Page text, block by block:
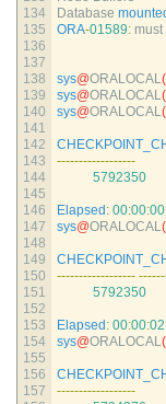
134
135
136
137
138
139
140
141
142
143
144
145
146
147
148
149
150
151
152
153
154
155
156
157
Database
ORA-01589: must
sys@ORALOCAL(
sys@ORALOCAL(
sys@ORALOCAL(
------------------
5792350
Elapsed : 00:00:
sys@ORALOCAL(
------------------ ------
5792350
Elapsed : 00:00:
sys@ORALOCAL(
------------------